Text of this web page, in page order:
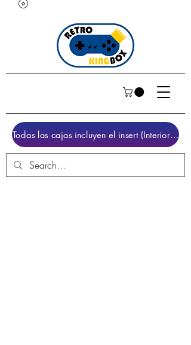
Todas las cajas incluyen el insert (Interior